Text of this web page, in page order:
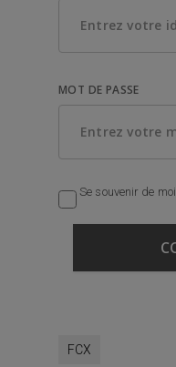
MOT DE PASSE
Se souvenir de moi
FCX